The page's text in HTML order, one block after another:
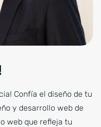
Confía el diseño de tu
y desarrollo web de
web que refleja tu